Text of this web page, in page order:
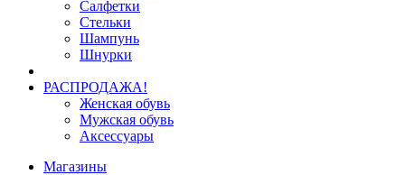
Салфетки
Стельки
Шампунь
Шнурки
РАСПРОДАЖА!
Женская обувь
Мужская обувь
Аксессуары
Магазины